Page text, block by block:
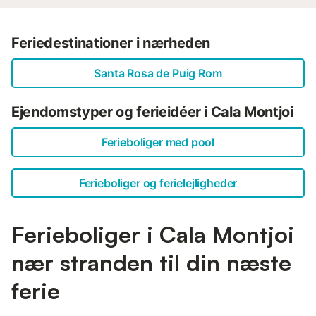
Feriedestinationer i nærheden
Santa Rosa de Puig Rom
Ejendomstyper og ferieidéer i Cala Montjoi
Ferieboliger med pool
Ferieboliger og ferielejligheder
Ferieboliger i Cala Montjoi
nær stranden til din næste
ferie